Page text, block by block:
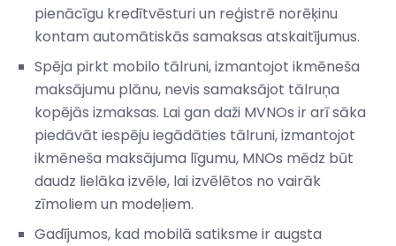
pienācīgu kredītvēsturi un reģistrē norēķinu
kontam automātiskās samaksas atskaitījumus.
Spēja pirkt mobilo tālruni, izmantojot ikmēneša
maksājumu plānu, nevis samaksājot tālruņa
kopējās izmaksas. Lai gan daži MVNOs ir arī sāka
piedāvāt iespēju iegādāties tālruni, izmantojot
ikmēneša maksājuma līgumu, MNOs mēdz būt
daudz lielāka izvēle, lai izvēlētos no vairāk
zīmoliem un modeļiem.
Gadījumos, kad mobilā satiksme ir augsta